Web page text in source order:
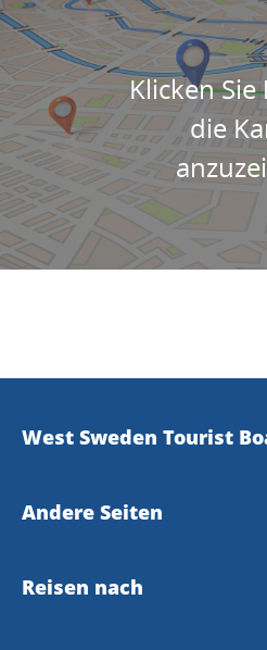
Klicken
die
West Sweden Tourist
Presse
Andere Seiten
Meet the Locals
Reisen nach